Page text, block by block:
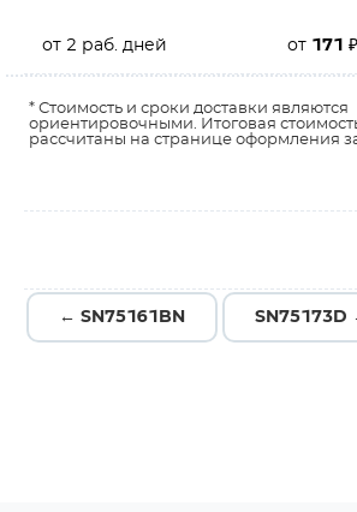
от 2 раб. дней от 171 ₽
* Стоимость и сроки доставки являются
ориентировочными. Итоговая
рассчитаны на странице оформления
← SN75161BN SN75173D